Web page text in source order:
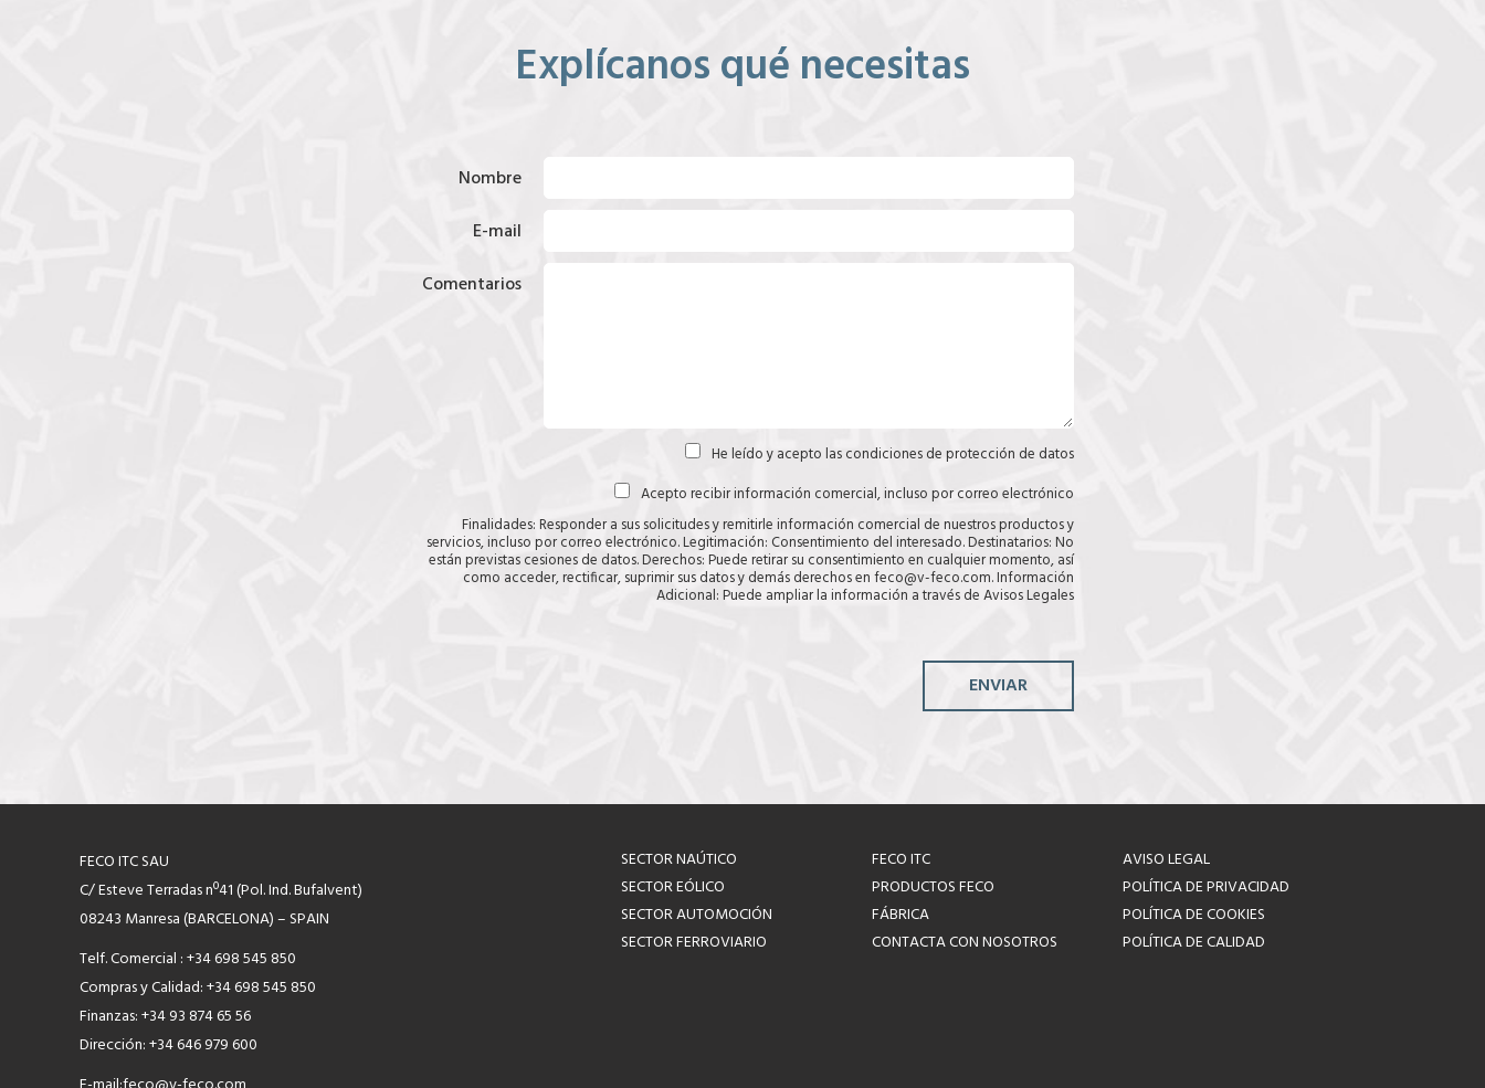
Explícanos qué necesitas
Nombre
E-mail
Comentarios
C
l
(
He leído y acepto lascondiciones de protección de datos
i
a
Acepto recibir información comercial, incluso por correo electrónico
Finalidades: Responder a sus solicitudes y remitirle información comercial de nuestros productos y
servicios, incluso por correo electrónico. Legitimación: Consentimiento del interesado. Destinatarios: No
están previstas cesiones de datos. Derechos: Puede retirar su consentimiento en cualquier momento, así
como acceder, rectificar, suprimir sus datos y demás derechos en feco@v-feco.com. Información
Adicional: Puede ampliar la información a través deAvisos Legales
ENVIAR
FECO ITC SAU
C/ Esteve Terradas nº41 (Pol. Ind. Bufalvent)
08243 Manresa (BARCELONA) – SPAIN
Telf. Comercial : +34 698 545 850
Compras y Calidad: +34 698 545 850
Finanzas: +34 93 874 65 56
Dirección: +34 646 979 600
SECTOR NAÚTICO
SECTOR EÓLICO
SECTOR AUTOMOCIÓN
SECTOR FERROVIARIO
FECO ITC
PRODUCTOS FECO
FÁBRICA
CONTACTA CON NOSOTROS
AVISO LEGAL
POLÍTICA DE PRIVACIDAD
POLÍTICA DE COOKIES
POLÍTICA DE CALIDAD